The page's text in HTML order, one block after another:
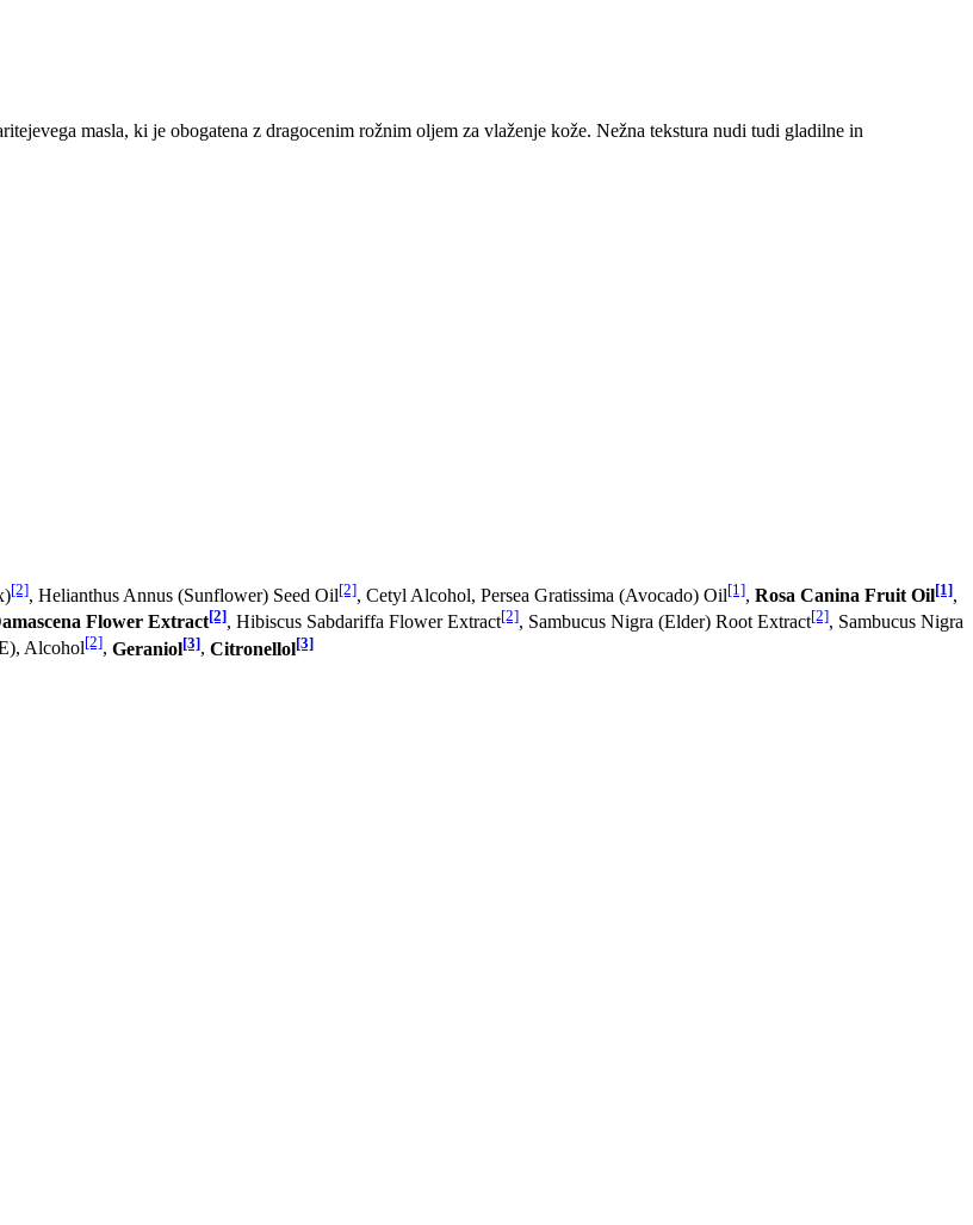
masla, ki je obogatena z dragocenim rožnim oljem za vlaženje kože. Nežna tekstura nudi tudi gladilne in
[2], Helianthus Annus (Sunflower) Seed Oil[2], Cetyl Alcohol, Persea Gratissima (Avocado) Oil[1], Rosa Canina Fruit Oil[1],
Flower Extract[2], Hibiscus Sabdariffa Flower Extract[2], Sambucus Nigra (Elder) Root Extract[2], Sambucus Nigra
Alcohol[2], Geraniol[3], Citronellol[3]